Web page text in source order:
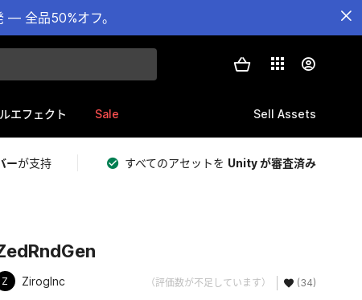
— 全品50%オフ。
エフェクト Sale Sell Assets
ーが支持 すべてのアセットを Unity が審査済み
Z ZirogInc （評価数が不足しています） (34)